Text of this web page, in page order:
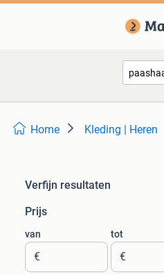
Home Kleding | Heren
Verfijn resultaten
Prijs
van
€
tot
€